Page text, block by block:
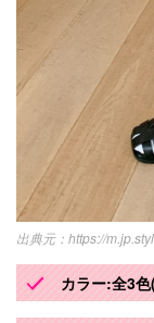
https://
カラー:全3